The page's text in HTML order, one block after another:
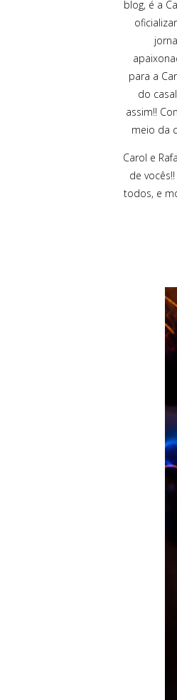
blog, é a
para a
do
assim!!
meio da
Carol e
de
todos, e